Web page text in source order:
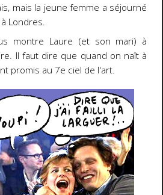
mais la jeune femme a séjourné
Londres.
montre Laure (et son mari) à
Il faut dire que quand on naît à
promis au 7e ciel de l'art.